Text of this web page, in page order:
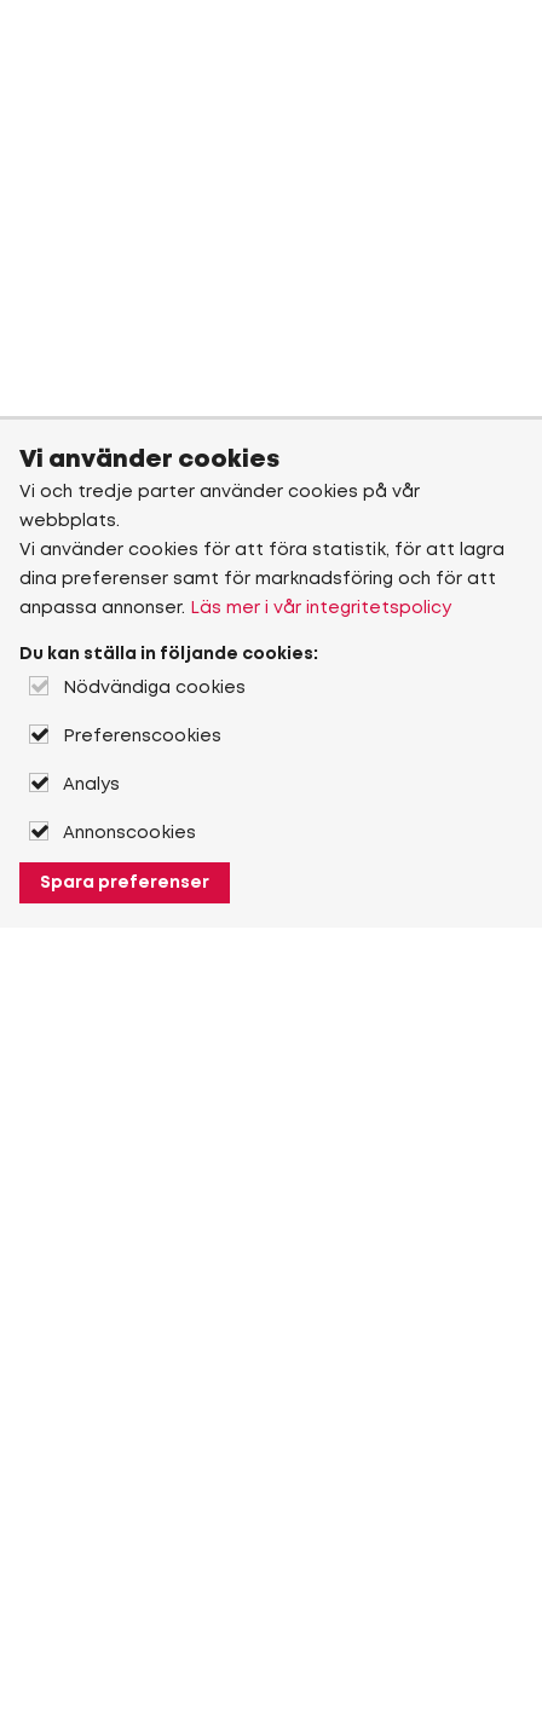
Vi använder cookies
Vi och tredje parter använder cookies på vår
webbplats.
Vi använder cookies för att föra statistik, för att lagra
dina preferenser samt för marknadsföring och för att
anpassa annonser.
Läs mer i vår integritetspolicy
Du kan ställa in följande cookies:
Nödvändiga cookies
Preferenscookies
Analys
Annonscookies
Spara preferenser